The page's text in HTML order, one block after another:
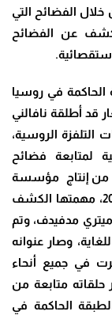
الفضائح التي
عن الفضائح
الحاكمة في روسيا
قد أطلقة نافالني
2001 على شاشات التلفزة الروسية،
لمتابعة فضائح
إنتاج مؤسسة
مكافحة الفساد التي أسسها نافالني عام 2017، مهمتها الكشف
مدفيدف، وتم
وصار عنوانه
في جميع أنحاء
حلقاته متابعة من
الحاكمة في